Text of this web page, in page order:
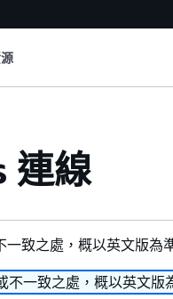
連線
致之處，概以英文版為
一致之處，概以英文版